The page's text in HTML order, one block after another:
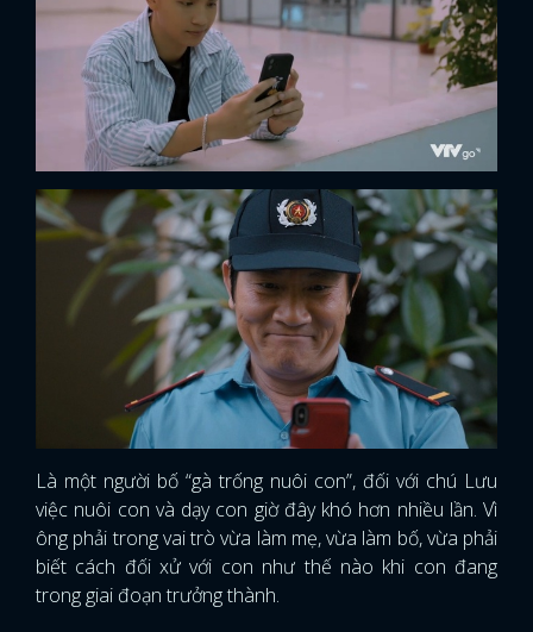
Là một người bố “gà trống nuôi con”, đối với chú Lưu
việc nuôi con và dạy con giờ đây khó hơn nhiều lần. Vì
ông phải trong vai trò vừa làm mẹ, vừa làm bố, vừa phải
biết cách đối xử với con như thế nào khi con đang
trong giai đoạn trưởng thành.